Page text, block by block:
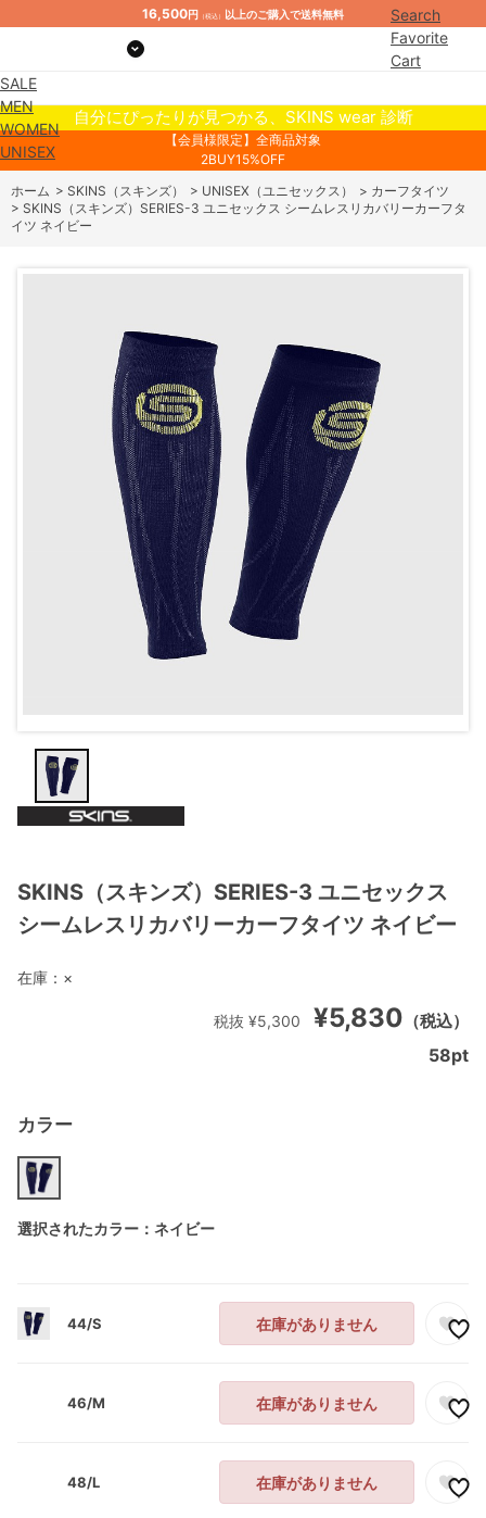
16,500円 （税込） 以上のご購入で送料無料
Search
Favorite
Cart
SALE
MEN
WOMEN
UNISEX
自分にぴったりが見つかる、SKINS wear 診断
【会員様限定】全商品対象
2BUY15%OFF
ホーム > SKINS（スキンズ） > UNISEX（ユニセックス） > カーフタイツ
> SKINS（スキンズ）SERIES-3 ユニセックス シームレスリカバリーカーフタ
イツ ネイビー
SKINS（スキンズ）SERIES-3 ユニセックス
シームレスリカバリーカーフタイツ ネイビー
¥5,830 （税込）
税抜 ¥5,300
カラー
選択されたカラー：ネイビー
44/S 在庫がありません
46/M 在庫がありません
48/L 在庫がありません
在庫： ×
58pt